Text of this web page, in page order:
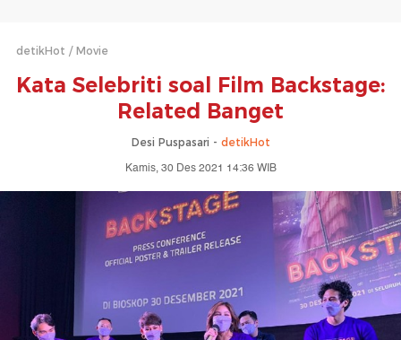
detikHot Movie
Kata Selebriti soal Film Backstage:
Related Banget
Desi Puspasari - detikHot
Kamis, 30 Des 2021 14:36 WIB